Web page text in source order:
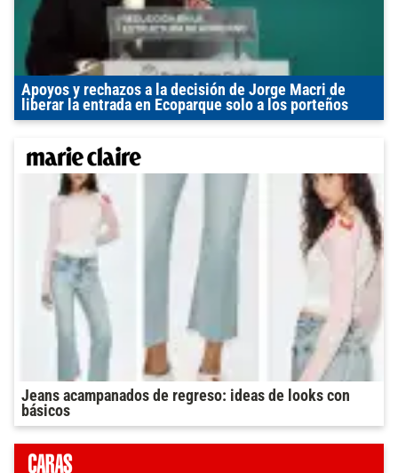
Apoyos y rechazos a la decisión de Jorge Macri de
liberar la entrada en Ecoparque solo a los porteños
Jeans acampanados de regreso: ideas de looks con
básicos